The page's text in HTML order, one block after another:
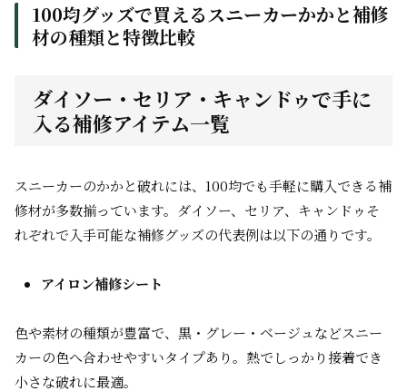
100均グッズで買えるスニーカーかかと補修
材の種類と特徴比較
ダイソー・セリア・キャンドゥで手に
入る補修アイテム一覧
スニーカーのかかと破れには、100均でも手軽に購入できる補
修材が多数揃っています。ダイソー、セリア、キャンドゥそ
れぞれで入手可能な補修グッズの代表例は以下の通りです。
アイロン補修シート
色や素材の種類が豊富で、黒・グレー・ベージュなどスニー
カーの色へ合わせやすいタイプあり。熱でしっかり接着でき
小さな破れに最適。